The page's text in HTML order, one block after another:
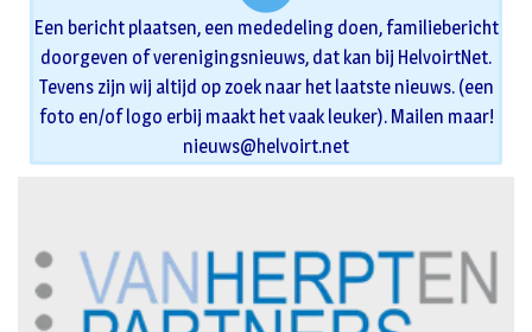
Een bericht plaatsen, een mededeling doen, familiebericht
doorgeven of verenigingsnieuws, dat kan bij HelvoirtNet.
Tevens zijn wij altijd op zoek naar het laatste nieuws. (een
foto en/of logo erbij maakt het vaak leuker). Mailen maar!
nieuws@helvoirt.net